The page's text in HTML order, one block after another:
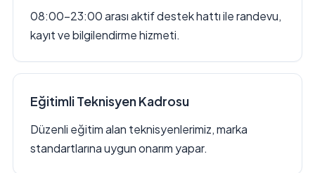
08:00–23:00 arası aktif destek hattı ile randevu,
kayıt ve bilgilendirme hizmeti.
Eğitimli Teknisyen Kadrosu
Düzenli eğitim alan teknisyenlerimiz, marka
standartlarına uygun onarım yapar.